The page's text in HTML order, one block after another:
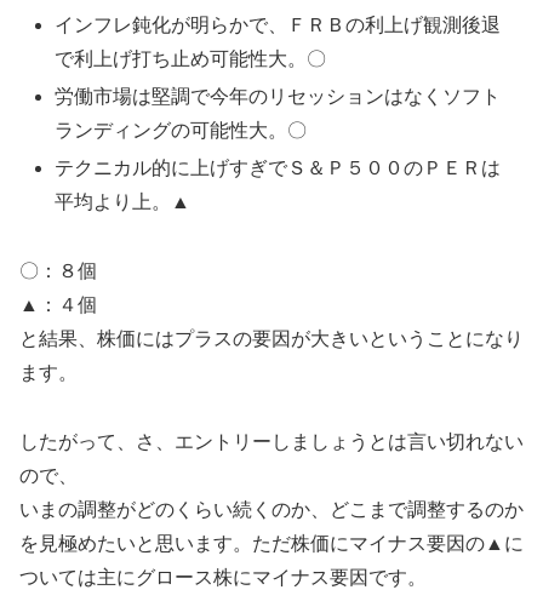
インフレ鈍化が明らかで、ＦＲＢの利上げ観測後退
で利上げ打ち止め可能性大。〇
労働市場は堅調で今年のリセッションはなくソフト
ランディングの可能性大。〇
テクニカル的に上げすぎでＳ＆Ｐ５００のＰＥＲは
平均より上。▲
〇：８個
▲：４個
と結果、株価にはプラスの要因が大きいということになり
ます。
したがって、さ、エントリーしましょうとは言い切れない
ので、
いまの調整がどのくらい続くのか、どこまで調整するのか
を見極めたいと思います。ただ株価にマイナス要因の▲に
ついては主にグロース株にマイナス要因です。